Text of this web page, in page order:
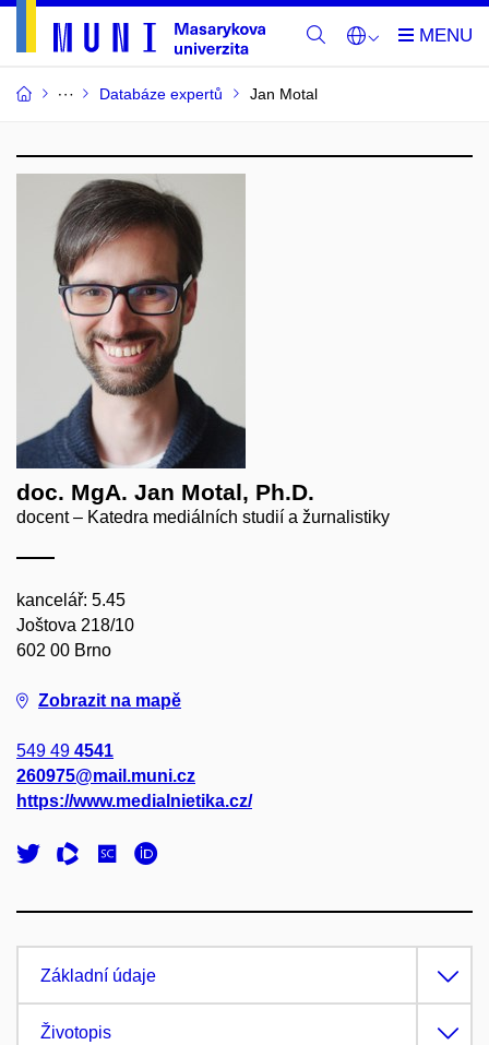
Databáze expertů Jan Motal
doc. MgA. Jan Motal, Ph.D.
docent – Katedra mediálních studií a žurnalistiky
kancelář: 5.45
Joštova 218/10
602 00 Brno
Zobrazit na mapě
549 49 4541
260975@mail.muni.cz
https://www.medialnietika.cz/
Základní údaje
Životopis